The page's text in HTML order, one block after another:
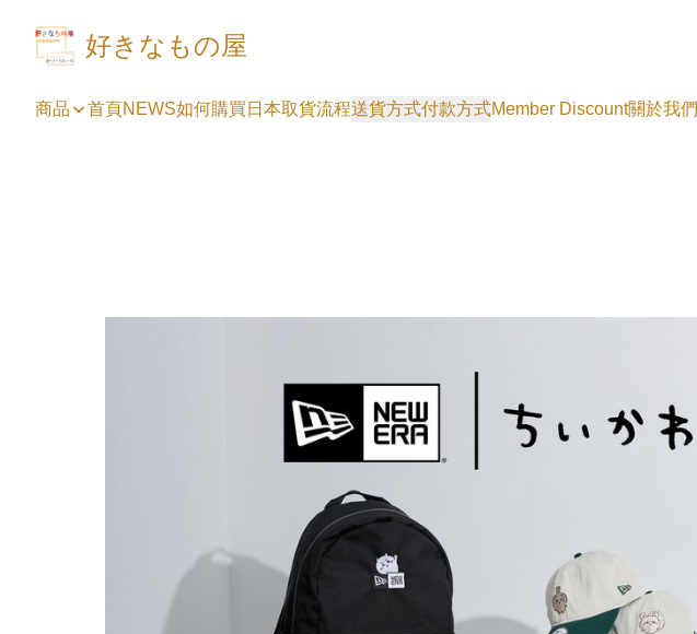
好きなもの屋
商品 首頁NEWS如何購買 日本取貨流程送貨方式付款方式Member Discount關於我們